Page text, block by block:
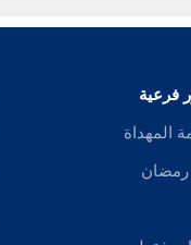
فرعية
المهداة
رمضان